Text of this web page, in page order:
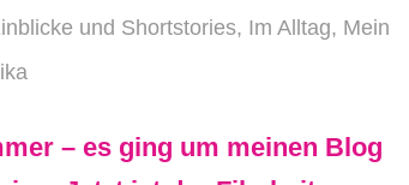
und Shortstories, Im Alltag, Mein
– es ging um meinen Blog